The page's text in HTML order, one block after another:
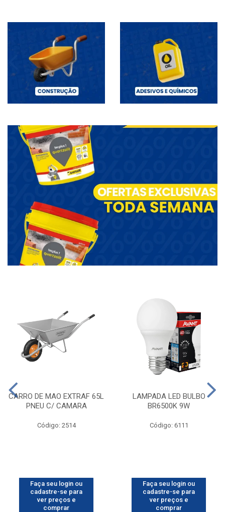
CARRO DE MAO EXTRAF 65L
PNEU C/ CAMARA
Código: 2514
Faça seu login ou
cadastre-se para
ver preços e
comprar
LAMPADA LED BULBO
BR6500K 9W
Código: 6111
Faça seu login ou
cadastre-se para
ver preços e
comprar